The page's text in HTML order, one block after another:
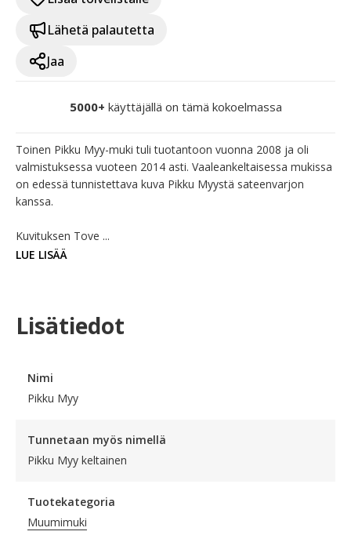
Lähetä palautetta
Jaa
5000+ käyttäjällä on tämä kokoelmassa
Toinen Pikku Myy-muki tuli tuotantoon vuonna 2008 ja oli
valmistuksessa vuoteen 2014 asti. Vaaleankeltaisessa mukissa
on edessä tunnistettava kuva Pikku Myystä sateenvarjon
kanssa.
Kuvituksen Tove ...
LUE LISÄÄ
Lisätiedot
Nimi
Pikku Myy
Tunnetaan myös nimellä
Pikku Myy keltainen
Tuotekategoria
Muumimuki